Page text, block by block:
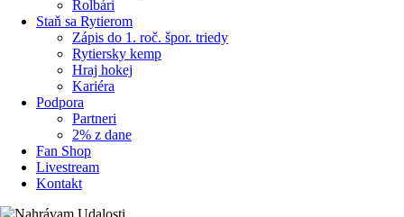
Rolbári
Staň sa Rytierom
Zápis do 1. roč. špor. triedy
Rytiersky kemp
Hraj hokej
Kariéra
Podpora
Partneri
2% z dane
Fan Shop
Livestream
Kontakt